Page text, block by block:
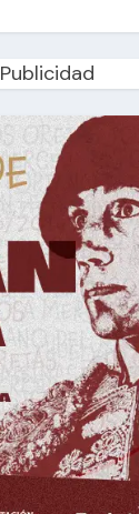
Publicidad